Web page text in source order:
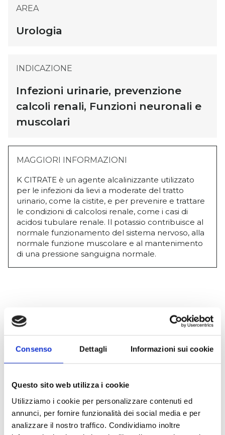
Consenso Dettagli Informazioni sui cookie
Questo sito web utilizza i cookie
Utilizziamo i cookie per personalizzare contenuti ed
annunci, per fornire funzionalità dei social media e per
analizzare il nostro traffico. Condividiamo inoltre
AREA
Urologia
INDICAZIONE
Infezioni urinarie, prevenzione
calcoli renali, Funzioni neuronali e
muscolari
MAGGIORI INFORMAZIONI
K CITRATE è un agente alcalinizzante utilizzato
per le infezioni da lievi a moderate del tratto
urinario, come la cistite, e per prevenire e trattare
le condizioni di calcolosi renale, come i casi di
acidosi tubulare renale. Il potassio contribuisce al
normale funzionamento del sistema nervoso, alla
normale funzione muscolare e al mantenimento
di una pressione sanguigna normale.
Prodotti correlati
Dispositivi Medici
INPRO
Prostatite